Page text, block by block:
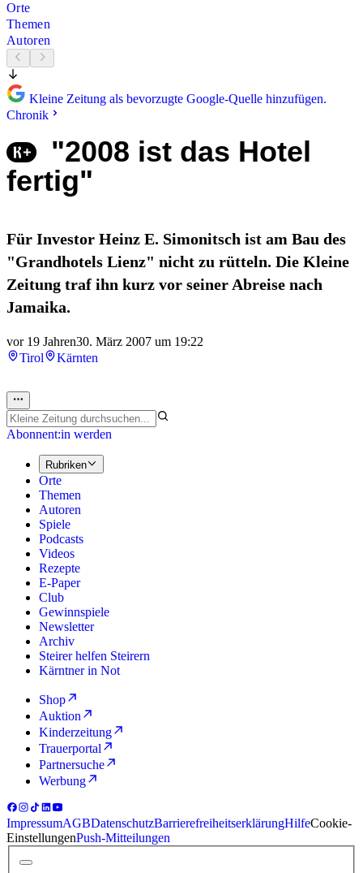
Orte
Themen
Autoren
Kleine Zeitung als bevorzugte Google-Quelle hinzufügen.
Chronik
"2008 ist das Hotel
fertig"
Für Investor Heinz E. Simonitsch ist am Bau des
"Grandhotels Lienz" nicht zu rütteln. Die Kleine
Zeitung traf ihn kurz vor seiner Abreise nach
Jamaika.
vor 19 Jahren30. März 2007 um 19:22
Tirol
Kärnten
Abonnent:in werden
Rubriken
Orte
Themen
Autoren
Spiele
Podcasts
Videos
Rezepte
E-Paper
Club
Gewinnspiele
Newsletter
Archiv
Steirer helfen Steirern
Kärntner in Not
Shop
Auktion
Kinderzeitung
Trauerportal
Partnersuche
Werbung
ImpressumAGBDatenschutzBarrierefreiheitserklärungHilfeCookie-
EinstellungenPush-Mitteilungen